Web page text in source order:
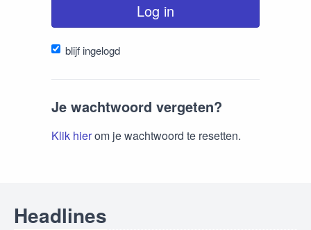
Log in
blijf ingelogd
Je wachtwoord vergeten?
Klik hierom je wachtwoord te resetten.
Headlines